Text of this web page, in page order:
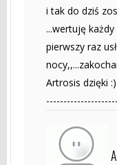
i tak do dziś
...wertuję
pierwszy raz
Artrosis dzięki :)